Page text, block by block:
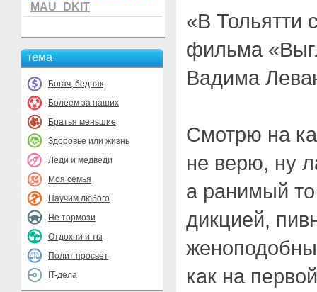
MAU_DKIT
тема
Богач, бедняк
Болеем за наших
Братья меньшие
Здоровье или жизнь
Леди и медведи
Моя семья
Научим любого
Не тормози
Отдохни и ты
Полит просвет
IT-дела
«В Тольятти
фильма
Вадима
Смотрю на
не верю, ну
а ранимый
дикцией,
как на